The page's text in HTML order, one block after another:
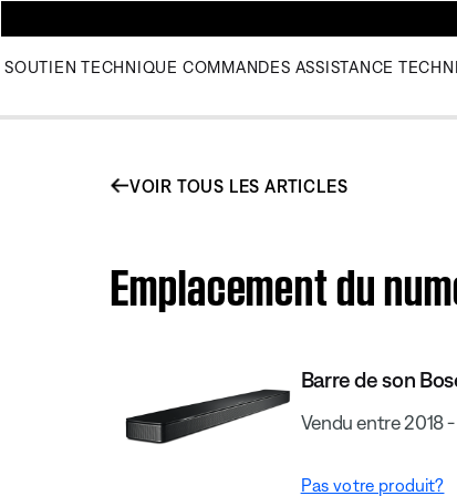
SOUTIEN TECHNIQUE COMMANDES ASSISTANCE
VOIR TOUS LES ARTICLES
Emplacement du
Barre de son
Vendu entre 2018
Pas votre produit?